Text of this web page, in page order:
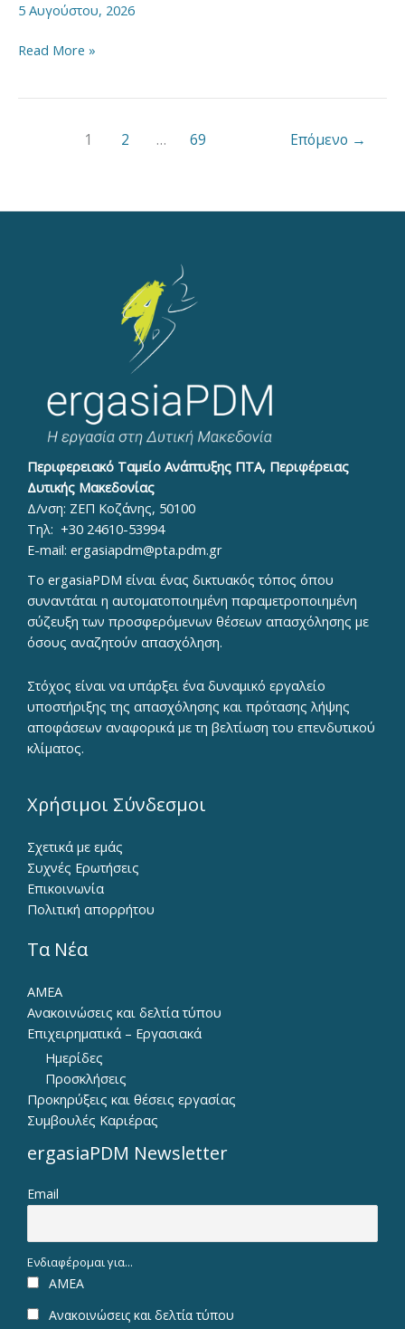
5 Αυγούστου, 2026
Read More »
1 2 … 69 Επόμενο →
Περιφερειακό Ταμείο Ανάπτυξης ΠΤΑ, Περιφέρειας
Δυτικής Μακεδονίας
Δ/νση: ΖΕΠ Κοζάνης, 50100
Τηλ: +30 24610-53994
E-mail: ergasiapdm@pta.pdm.gr
To ergasiaPDM είναι ένας δικτυακός τόπος όπου
συναντάται η αυτοματοποιημένη παραμετροποιημένη
σύζευξη των προσφερόμενων θέσεων απασχόλησης με
όσους αναζητούν απασχόληση.
Στόχος είναι να υπάρξει ένα δυναμικό εργαλείο
υποστήριξης της απασχόλησης και πρότασης λήψης
αποφάσεων αναφορικά με τη βελτίωση του επενδυτικού
κλίματος.
Χρήσιμοι Σύνδεσμοι
Σχετικά με εμάς
Συχνές Ερωτήσεις
Επικοινωνία
Πολιτική απορρήτου
Τα Νέα
ΑΜΕΑ
Ανακοινώσεις και δελτία τύπου
Επιχειρηματικά – Εργασιακά
Ημερίδες
Προσκλήσεις
Προκηρύξεις και θέσεις εργασίας
Συμβουλές Καριέρας
ergasiaPDM Newsletter
Email
Ενδιαφέρομαι για...
ΑΜΕΑ
Ανακοινώσεις και δελτία τύπου